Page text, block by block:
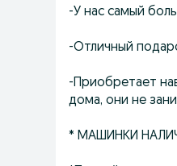
-У нас самый
-Отличный
-Приобретает
дома, они не
* МАШИНКИ